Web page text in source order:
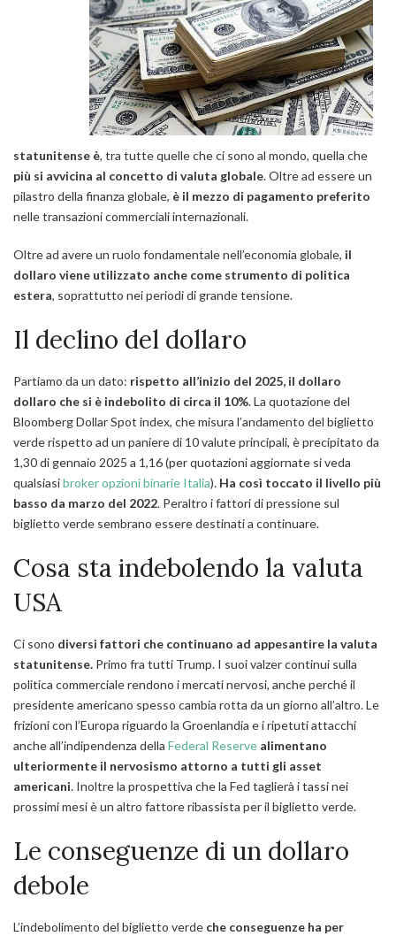
statunitense è, tra tutte quelle che ci sono al mondo, quella che
più si avvicina al concetto di valuta globale. Oltre ad essere un
pilastro della finanza globale, è il mezzo di pagamento preferito
nelle transazioni commerciali internazionali.
Oltre ad avere un ruolo fondamentale nell’economia globale, il
dollaro viene utilizzato anche come strumento di politica
estera, soprattutto nei periodi di grande tensione.
Il declino del dollaro
Partiamo da un dato: rispetto all’inizio del 2025, il dollaro
dollaro che si è indebolito di circa il 10%. La quotazione del
Bloomberg Dollar Spot index, che misura l’andamento del biglietto
verde rispetto ad un paniere di 10 valute principali, è precipitato da
1,30 di gennaio 2025 a 1,16 (per quotazioni aggiornate si veda
qualsiasibroker opzioni binarie Italia). Ha così toccato il livello più
basso da marzo del 2022. Peraltro i fattori di pressione sul
biglietto verde sembrano essere destinati a continuare.
Cosa sta indebolendo la valuta
USA
Ci sono diversi fattori che continuano ad appesantire la valuta
statunitense. Primo fra tutti Trump. I suoi valzer continui sulla
politica commerciale rendono i mercati nervosi, anche perché il
presidente americano spesso cambia rotta da un giorno all’altro. Le
frizioni con l’Europa riguardo la Groenlandia e i ripetuti attacchi
anche all’indipendenza della Federal Reserve alimentano
ulteriormente il nervosismo attorno a tutti gli asset
americani. Inoltre la prospettiva che la Fed taglierà i tassi nei
prossimi mesi è un altro fattore ribassista per il biglietto verde.
Le conseguenze di un dollaro
debole
L’indebolimento del biglietto verde che conseguenze ha per